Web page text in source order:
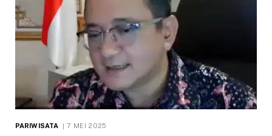
PARIWISATA 7 MEI 2025